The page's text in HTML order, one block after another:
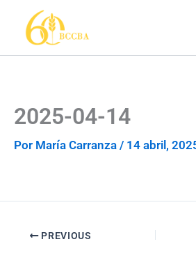
contenido
2025-04-14
Por María Carranza / 14 abril,
PREVIOUS